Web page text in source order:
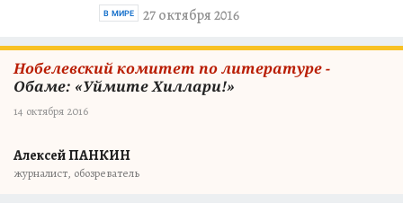
27 октября 2016
В МИРЕ
Нобелевский комитет по литературе -
Обаме: «Уймите Хиллари!»
14 октября 2016
Алексей ПАНКИН
журналист, обозреватель